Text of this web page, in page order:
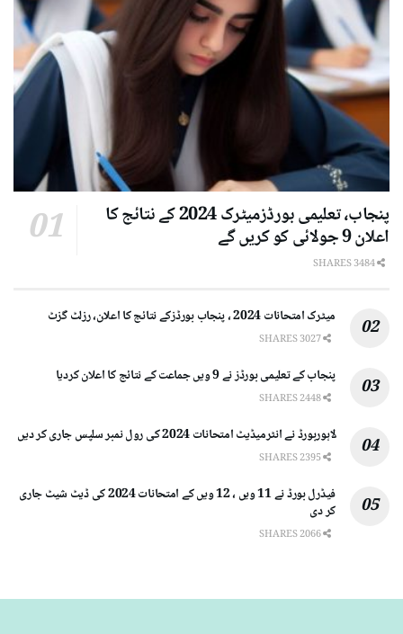
پنجاب، تعلیمی بورڈزمیٹرک 2024 کے نتائج کا
اعلان 9 جولائی کو کریں گے
میٹرک امتحانات 2024 ، پنجاب بورڈزکے نتائج کا اعلان، رزلٹ گزٹ
پنجاب کے تعلیمی بورڈز نے 9 ویں جماعت کے نتائج کا اعلان کردیا
لاہوربورڈ نے انٹرمیڈیٹ امتحانات 2024 کی رول نمبر سلپس جاری کر دیں
فیڈرل بورڈ نے 11 ویں ، 12 ویں کے امتحانات 2024 کی ڈیٹ شیٹ جاری
کر دی